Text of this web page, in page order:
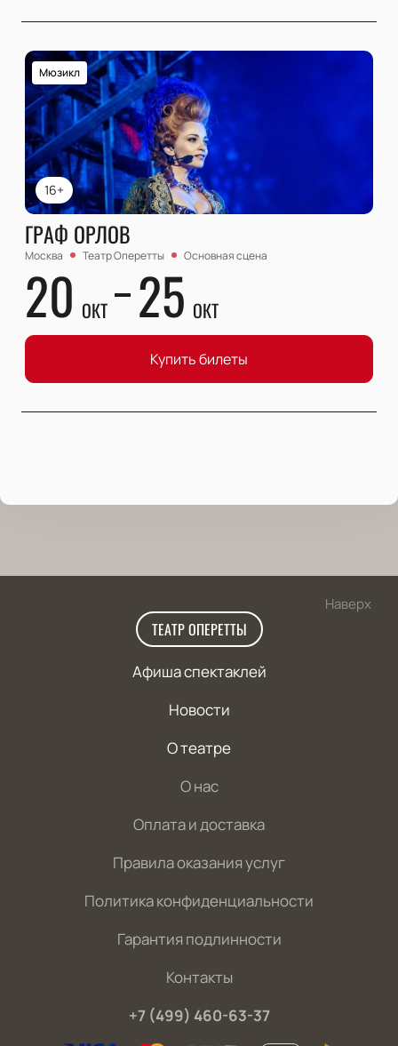
16+
Мюзикл
ГРАФ ОРЛОВ
Москва Театр Оперетты Основная сцена
20 ОКТ 25 ОКТ
Купить билеты
Наверх
ТЕАТР ОПЕРЕТТЫ
Афиша спектаклей
Новости
О театре
О нас
Оплата и доставка
Правила оказания услуг
Политика конфиденциальности
Гарантия подлинности
Контакты
+7 (499) 460-63-37